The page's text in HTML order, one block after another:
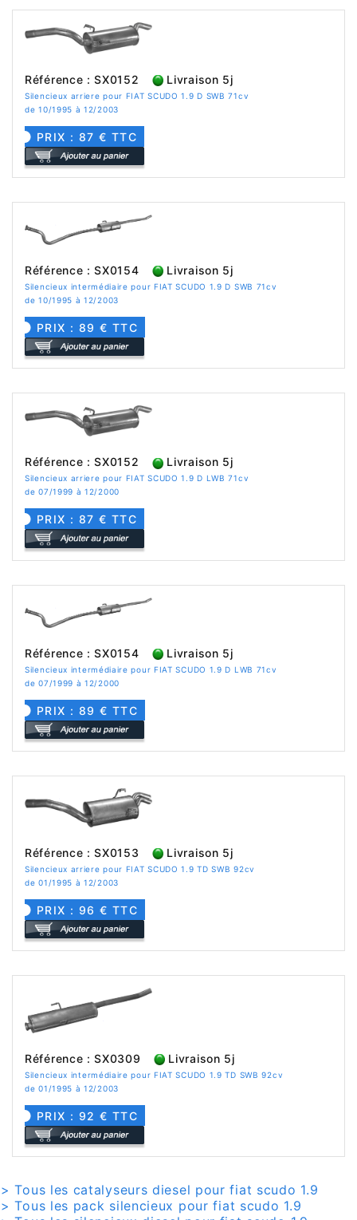
Référence : SX0152 Livraison 5j
Silencieux arriere pour FIAT SCUDO 1.9 D SWB 71cv
de 10/1995 à 12/2003
PRIX : 87 € TTC
Référence : SX0154 Livraison 5j
Silencieux intermédiaire pour FIAT SCUDO 1.9 D SWB 71cv
de 10/1995 à 12/2003
PRIX : 89 € TTC
Référence : SX0152 Livraison 5j
Silencieux arriere pour FIAT SCUDO 1.9 D LWB 71cv
de 07/1999 à 12/2000
PRIX : 87 € TTC
Référence : SX0154 Livraison 5j
Silencieux intermédiaire pour FIAT SCUDO 1.9 D LWB 71cv
de 07/1999 à 12/2000
PRIX : 89 € TTC
Référence : SX0153 Livraison 5j
Silencieux arriere pour FIAT SCUDO 1.9 TD SWB 92cv
de 01/1995 à 12/2003
PRIX : 96 € TTC
Référence : SX0309 Livraison 5j
Silencieux intermédiaire pour FIAT SCUDO 1.9 TD SWB 92cv
de 01/1995 à 12/2003
PRIX : 92 € TTC
> Tous les catalyseurs diesel pour fiat scudo 1.9
> Tous les pack silencieux pour fiat scudo 1.9